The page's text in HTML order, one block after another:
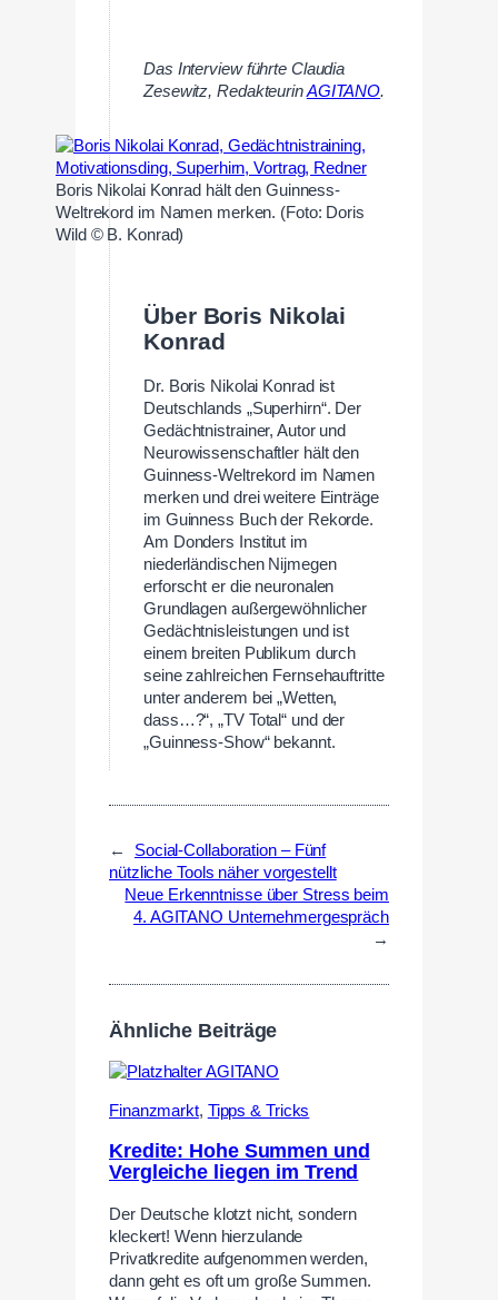
Das Interview führte Claudia
Zesewitz, RedakteurinAGITANO.
Boris Nikolai Konrad hält den Guinness-
Weltrekord im Namen merken. (Foto: Doris
Wild © B. Konrad)
Über Boris Nikolai
Konrad
Dr. Boris Nikolai Konrad ist
Deutschlands „Superhirn“. Der
Gedächtnistrainer, Autor und
Neurowissenschaftler hält den
Guinness-Weltrekord im Namen
merken und drei weitere Einträge
im Guinness Buch der Rekorde.
Am Donders Institut im
niederländischen Nijmegen
erforscht er die neuronalen
Grundlagen außergewöhnlicher
Gedächtnisleistungen und ist
einem breiten Publikum durch
seine zahlreichen Fernsehauftritte
unter anderem bei „Wetten,
dass…?“, „TV Total“ und der
„Guinness-Show“ bekannt.
←
Social-Collaboration – Fünf
nützliche Tools näher vorgestellt
Neue Erkenntnisse über Stress beim
4. AGITANO Unternehmergespräch
→
Ähnliche Beiträge
Finanzmarkt, Tipps & Tricks
Kredite: Hohe Summen und
Vergleiche liegen im Trend
Der Deutsche klotzt nicht, sondern
kleckert! Wenn hierzulande
Privatkredite aufgenommen werden,
dann geht es oft um große Summen.